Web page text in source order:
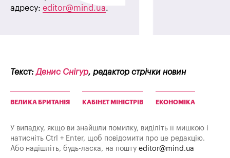
адресу: editor@mind.ua.
Текст:Денис Снігур, редактор стрічки новин
ВЕЛИКА БРИТАНІЯ КАБІНЕТ МІНІСТРІВ ЕКОНОМІКА
У випадку, якщо ви знайшли помилку, виділіть її мишкою і
натисніть Ctrl + Enter, щоб повідомити про це редакцію.
Або надішліть, будь-ласка, на пошту editor@mind.ua